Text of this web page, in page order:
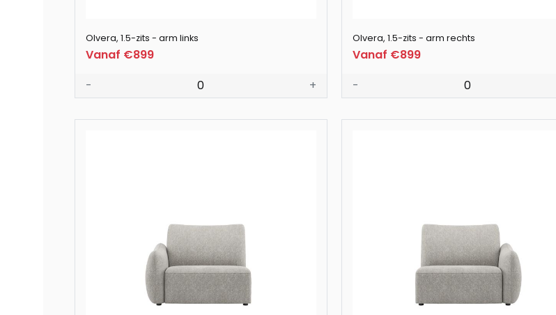
Olvera, 1.5-zits - arm links
Vanaf €899
-
0 +
Olvera, 1.5-zits - arm rechts
Vanaf €899
-
0